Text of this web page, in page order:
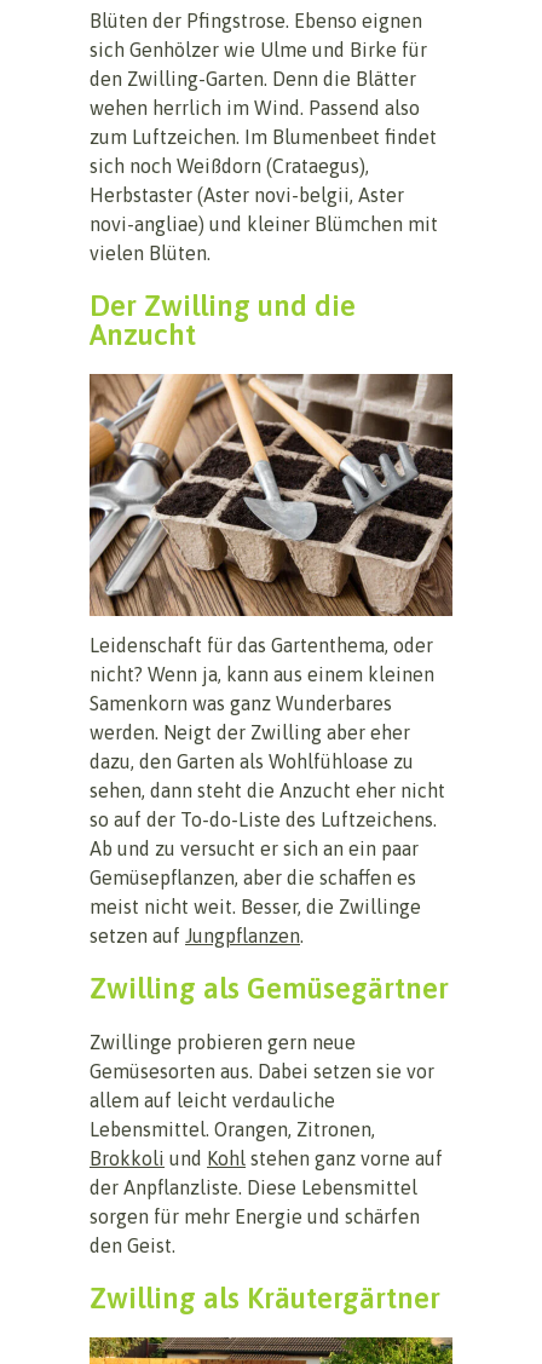
Blüten der Pfingstrose. Ebenso eignen
sich Genhölzer wie Ulme und Birke für
den Zwilling-Garten. Denn die Blätter
wehen herrlich im Wind. Passend also
zum Luftzeichen. Im Blumenbeet findet
sich noch Weißdorn (Crataegus),
Herbstaster (Aster novi-belgii, Aster
novi-angliae) und kleiner Blümchen mit
vielen Blüten.
Der Zwilling und die
Anzucht
Leidenschaft für das Gartenthema, oder
nicht? Wenn ja, kann aus einem kleinen
Samenkorn was ganz Wunderbares
werden. Neigt der Zwilling aber eher
dazu, den Garten als Wohlfühloase zu
sehen, dann steht die Anzucht eher nicht
so auf der To-do-Liste des Luftzeichens.
Ab und zu versucht er sich an ein paar
Gemüsepflanzen, aber die schaffen es
meist nicht weit. Besser, die Zwillinge
setzen auf Jungpflanzen.
Zwilling als Gemüsegärtner
Zwillinge probieren gern neue
Gemüsesorten aus. Dabei setzen sie vor
allem auf leicht verdauliche
Lebensmittel. Orangen, Zitronen,
Brokkoli und Kohl stehen ganz vorne auf
der Anpflanzliste. Diese Lebensmittel
sorgen für mehr Energie und schärfen
den Geist.
Zwilling als Kräutergärtner